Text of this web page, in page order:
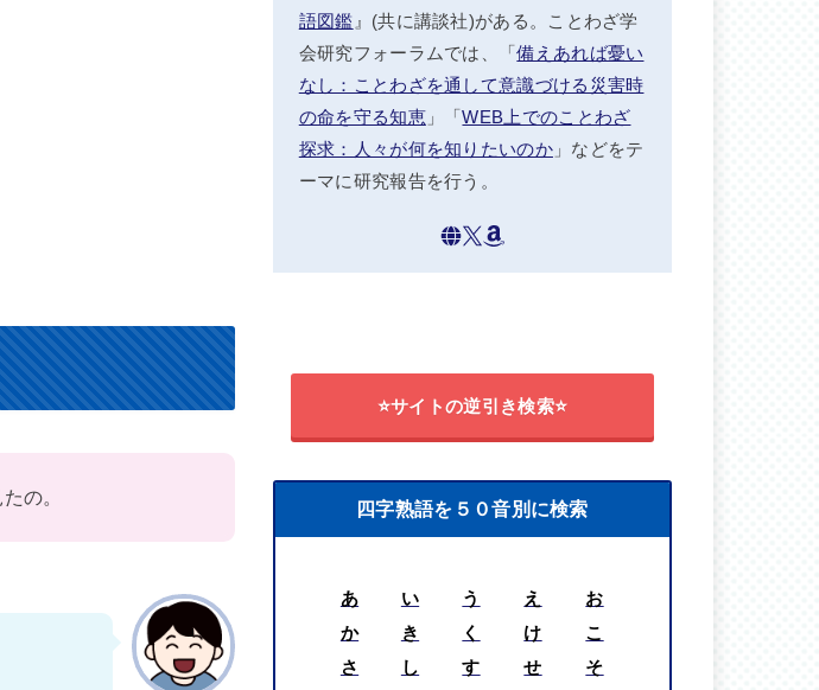
の。
語図鑑 』(共に講談社)がある。ことわざ学
会研究フォーラムでは、「備えあれば憂い
なし：ことわざを通して意識づける災害時
の命を守る知恵」「WEB上でのことわざ
探求：人々が何を知りたいのか」などをテ
ーマに研究報告を行う。
⭐サイトの逆引き検索⭐
四字熟語を５０音別に検索
あ い う え
お
か
き く け
こ
さ
し す せ
そ